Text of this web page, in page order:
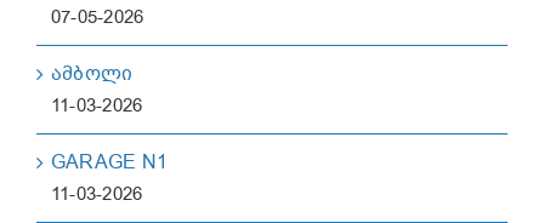
07-05-2026
ამბოლი
11-03-2026
GARAGE N1
11-03-2026